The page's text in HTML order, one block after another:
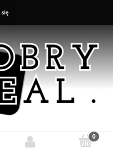
reklamacyjne i zwroty: